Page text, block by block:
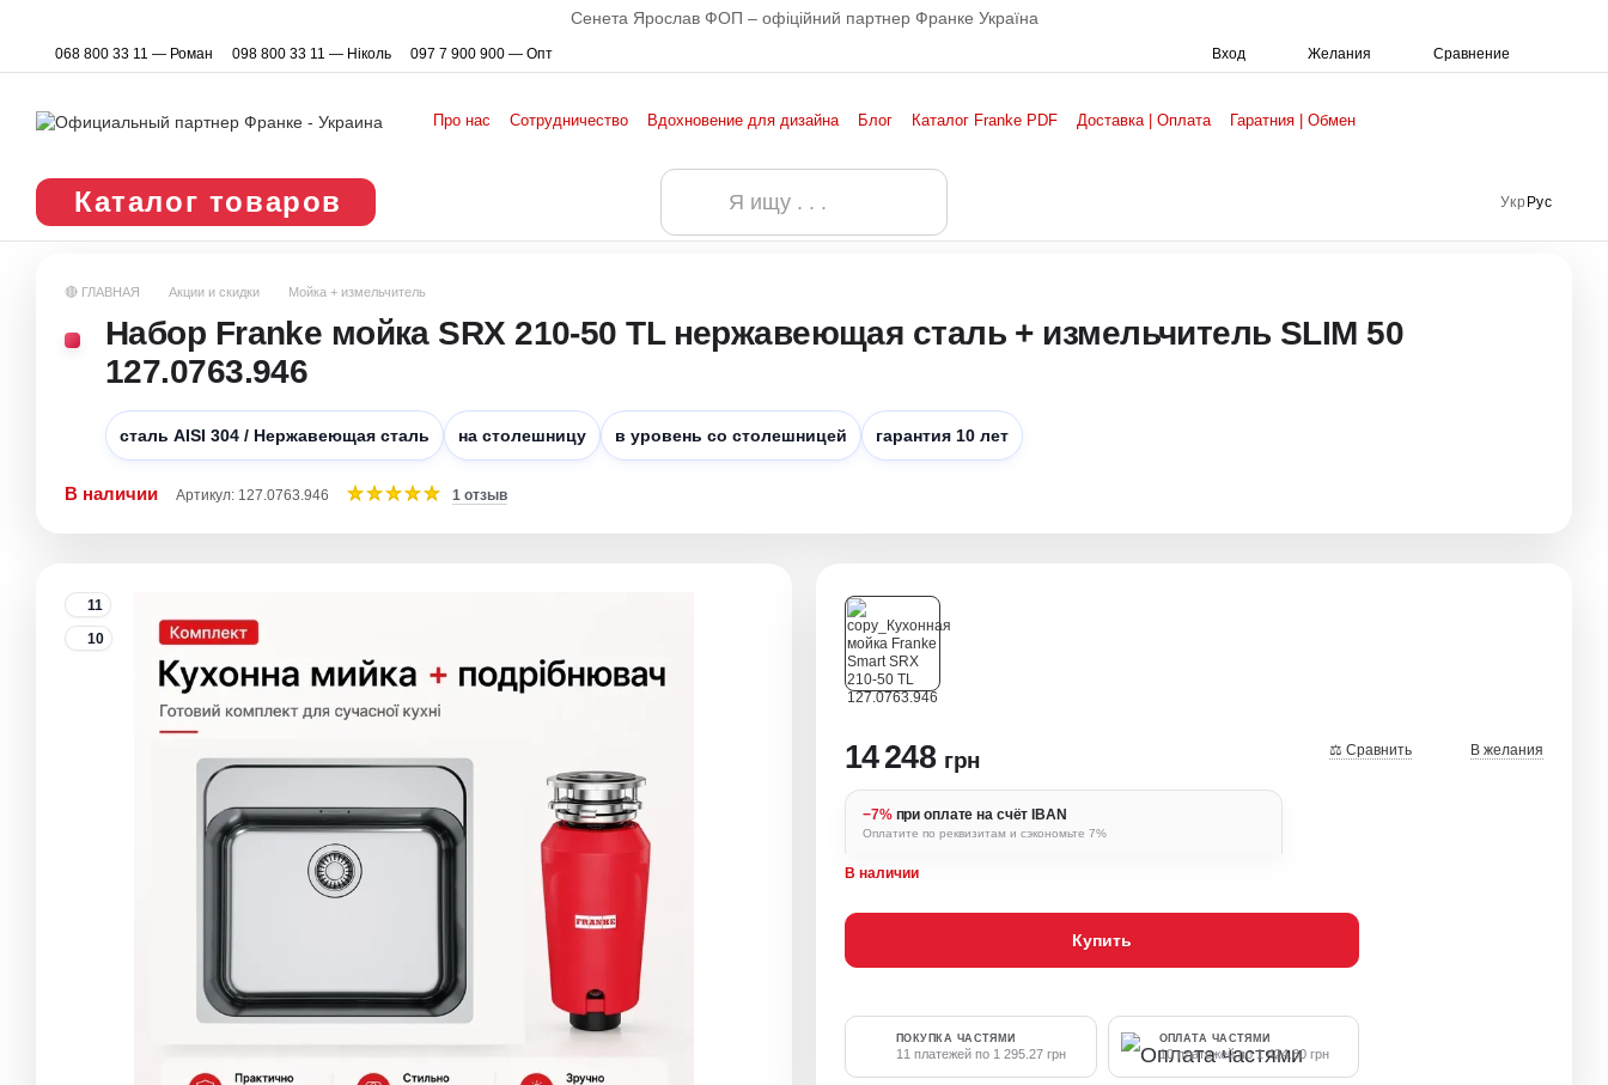
Сенета Ярослав ФОП – офіційний партнер Франке Україна
068 800 33 11 — Роман 098 800 33 11 — Ніколь 097 7 900 900 — Опт Вход Желания Сравнение
Про нас Сотрудничество Вдохновение для дизайна Блог Каталог Franke PDF Доставка | Оплата
Гаратния | Обмен
Каталог товаров Укр Рус
🔴 ГЛАВНАЯ Акции и скидки Мойка + измельчитель
Набор Franke мойка SRX 210-50 TL нержавеющая сталь + измельчитель SLIM 50
127.0763.946
cталь AISI 304 / Нержавеющая сталь на столешницу в уровень со столешницей гарантия 10 лет
В наличии Артикул: 127.0763.946 1 отзыв
11
10
14 248 грн
−7% при оплате на счёт IBAN
Оплатите по реквизитам и сэкономьте 7%
В наличии
⚖ Сравнить В желания
Купить
ПОКУПКА ЧАСТЯМИ
11 платежей по 1 295.27 грн
ОПЛАТА ЧАСТЯМИ
10 платежей по 1 424.80 грн